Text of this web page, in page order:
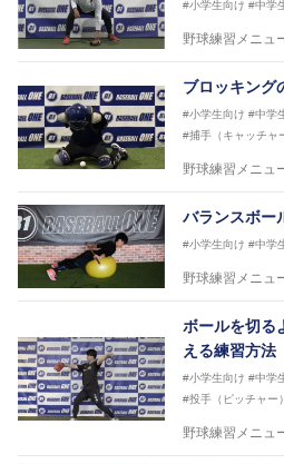
#小学生向け #中学
野球練習メニュ
ブロッキング
#小学生向け #中学
#捕手（キャッチャ
野球練習メニュ
バランスボー
#小学生向け #中学
野球練習メニュ
ボールを切る
える練習方法
#小学生向け #中学
#投手（ピッチャー）
野球練習メニュ